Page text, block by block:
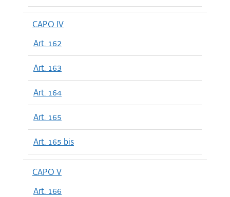
CAPO IV
Art. 162
Art. 163
Art. 164
Art. 165
Art. 165 bis
CAPO V
Art. 166